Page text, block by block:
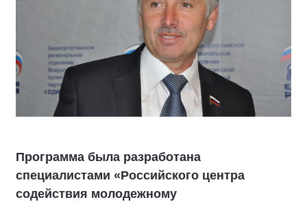
Программа была разработана
специалистами «Российского центра
содействия молодежному